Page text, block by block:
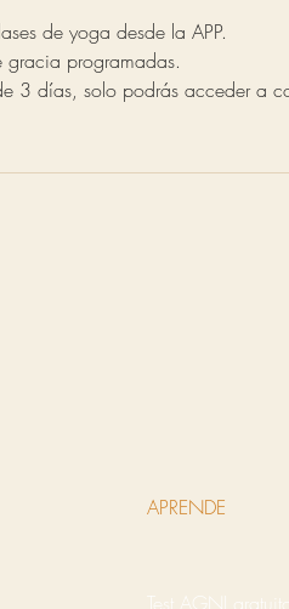
de yoga desde la APP.
programadas.
3 días, solo podrás acceder a
APRENDE
Test AGNI gratuito